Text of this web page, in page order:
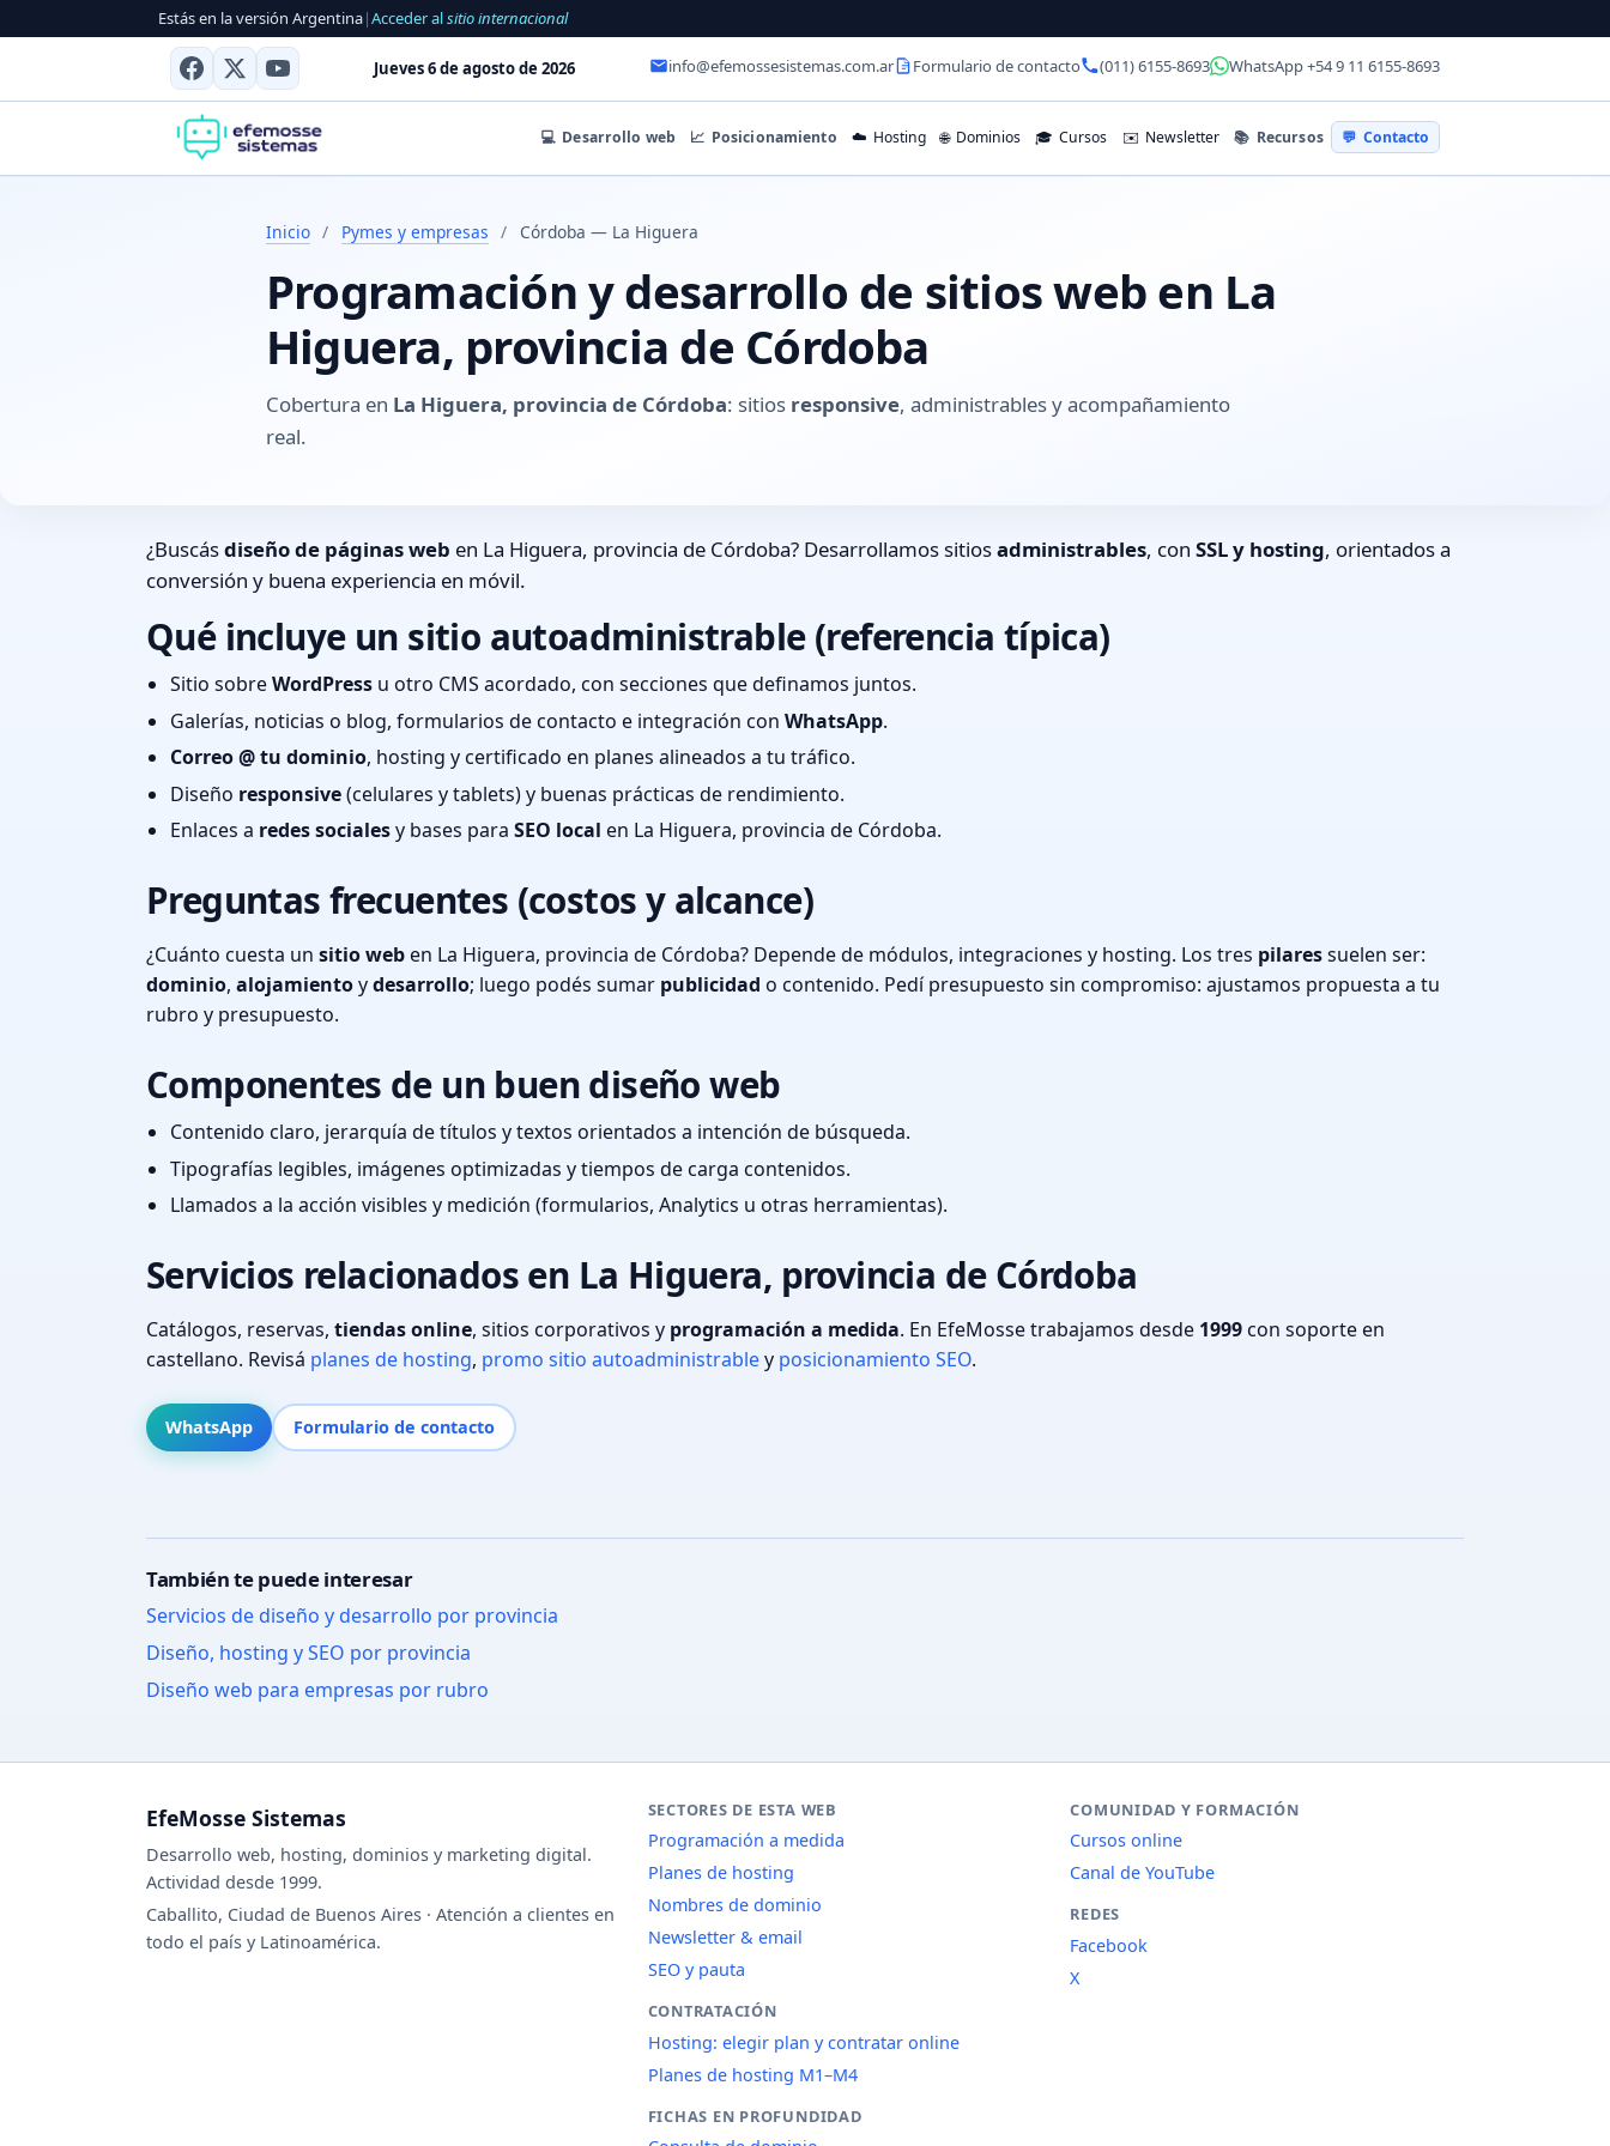
Estás en la versión Argentina|Acceder alsitio internacional
Jueves 6 de agosto de 2026 info@efemossesistemas.com.ar Formulario de contacto (011) 6155-8693 WhatsApp +54 9 11 6155-8693
💻 Desarrollo web 📈 Posicionamiento ☁️ Hosting 🌐 Dominios 🎓 Cursos ✉️ Newsletter 📚 Recursos 💬 Contacto
Inicio / Pymes y empresas / Córdoba — La Higuera
Programación y desarrollo de sitios web en La
Higuera, provincia de Córdoba
Cobertura en La Higuera, provincia de Córdoba: sitios responsive, administrables y acompañamiento
real.
¿Buscásdiseño de páginas web en La Higuera, provincia de Córdoba? Desarrollamos sitiosadministrables, con SSL y hosting, orientados a
conversión y buena experiencia en móvil.
Qué incluye un sitio autoadministrable (referencia típica)
Sitio sobreWordPress u otro CMS acordado, con secciones que definamos juntos.
Galerías, noticias o blog, formularios de contacto e integración con WhatsApp.
Correo @ tu dominio, hosting y certificado en planes alineados a tu tráfico.
Diseño responsive(celulares y tablets) y buenas prácticas de rendimiento.
Enlaces a redes socialesy bases para SEO local en La Higuera, provincia de Córdoba.
Preguntas frecuentes (costos y alcance)
¿Cuánto cuesta un sitio weben La Higuera, provincia de Córdoba? Depende de módulos, integraciones y hosting. Los tres pilaressuelen ser:
dominio, alojamientoydesarrollo; luego podés sumar publicidad o contenido. Pedí presupuesto sin compromiso: ajustamos propuesta a tu
rubro y presupuesto.
Componentes de un buen diseño web
Contenido claro, jerarquía de títulos y textos orientados a intención de búsqueda.
Tipografías legibles, imágenes optimizadas y tiempos de carga contenidos.
Llamados a la acción visibles y medición (formularios, Analytics u otras herramientas).
Servicios relacionados en La Higuera, provincia de Córdoba
Catálogos, reservas, tiendas online, sitios corporativos y programación a medida. En EfeMosse trabajamos desde 1999con soporte en
castellano. Revisá planes de hosting, promo sitio autoadministrabley posicionamiento SEO.
WhatsApp Formulario de contacto
También te puede interesar
Servicios de diseño y desarrollo por provincia
Diseño, hosting y SEO por provincia
Diseño web para empresas por rubro
EfeMosse Sistemas
Desarrollo web, hosting, dominios y marketing digital.
Actividad desde 1999.
Caballito, Ciudad de Buenos Aires · Atención a clientes en
todo el país y Latinoamérica.
SECTORES DE ESTA WEB
Programación a medida
Planes de hosting
Nombres de dominio
Newsletter & email
SEO y pauta
CONTRATACIÓN
Hosting: elegir plan y contratar online
Planes de hosting M1–M4
FICHAS EN PROFUNDIDAD
COMUNIDAD Y FORMACIÓN
Cursos online
Canal de YouTube
REDES
Facebook
X